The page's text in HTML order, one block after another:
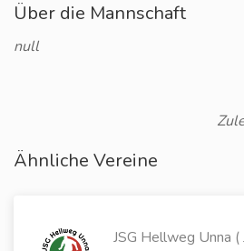
Über die Mannschaft
null
Ähnliche Vereine
JSG Hellweg Unna (